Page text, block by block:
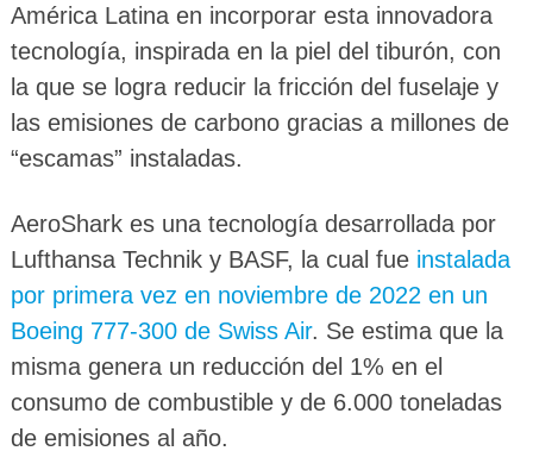
América Latina en incorporar esta innovadora
tecnología, inspirada en la piel del tiburón, con
la que se logra reducir la fricción del fuselaje y
las emisiones de carbono gracias a millones de
“escamas” instaladas.
AeroShark es una tecnología desarrollada por
Lufthansa Technik y BASF, la cual fue instalada
por primera vez en noviembre de 2022 en un
Boeing 777-300 de Swiss Air. Se estima que la
misma genera un reducción del 1% en el
consumo de combustible y de 6.000 toneladas
de emisiones al año.